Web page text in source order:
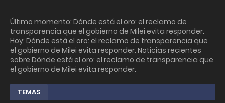
Último momento: Dónde está el oro: el reclamo de
transparencia que el gobierno de Milei evita responder.
Hoy: Dónde está el oro: el reclamo de transparencia que
el gobierno de Milei evita responder. Noticias recientes
sobre Dónde está el oro: el reclamo de transparencia que
el gobierno de Milei evita responder.
TEMAS